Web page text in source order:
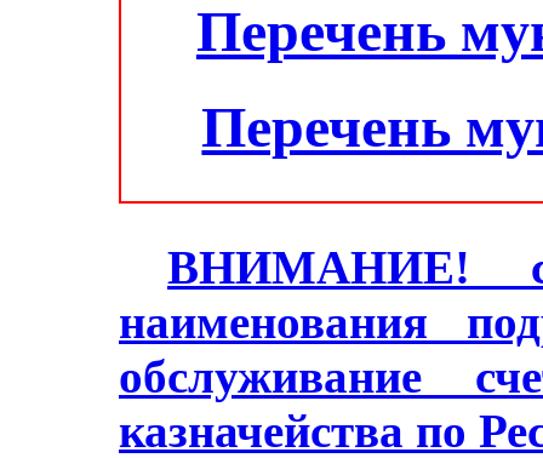
Перечень
Перечень
ВНИМАНИЕ! с
наименования
обслуживание
казначейства по